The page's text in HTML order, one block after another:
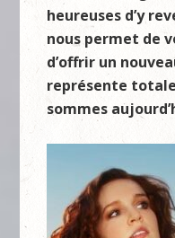
heureuses d’y
nous permet de
d’offrir un
représente
sommes